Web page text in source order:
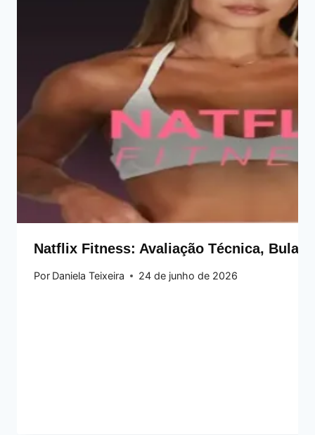
Natflix Fitness: Avaliação Técnica, Bula,
Por Daniela Teixeira 24 de junho de 2026